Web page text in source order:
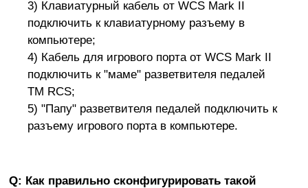
3) Клавиатурный кабель от WCS Mark II
подключить к клавиатурному разъему в
компьютере;
4) Кабель для игрового порта от WCS Mark II
подключить к "маме" разветвителя педалей
TM RCS;
5) "Папу" разветвителя педалей подключить к
разъему игрового порта в компьютере.
Q: Как правильно сконфигурировать такой